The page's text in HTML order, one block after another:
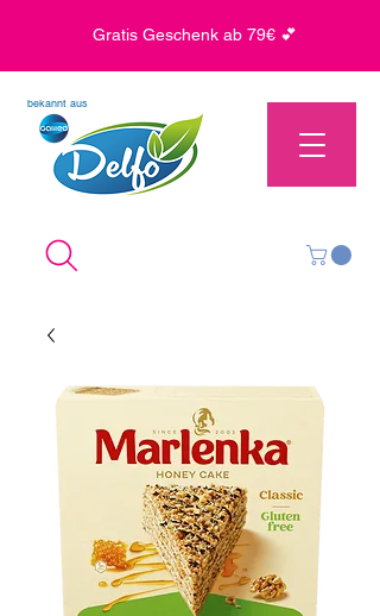
Gratis Geschenk ab 79€ 💕
bekannt aus